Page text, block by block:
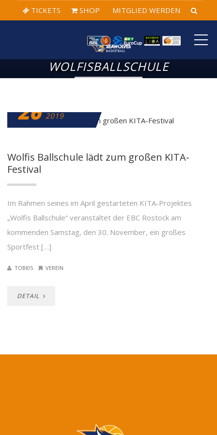
TICKETS SHOP MITGLIED WERDEN
WOLFISBALLSCHULE
26 2019
Wolfis Ballschule lädt zum großen KITA-
Festival
Im Rahmen seines im April gestarteten KITA-Projektes
„Wolfis Ballschule“ veranstaltet der EBC Rostock am
kommenden Samstag, den 30. November, ein großes
Sportfest […]
TOBI05 VEREIN
DETAIL